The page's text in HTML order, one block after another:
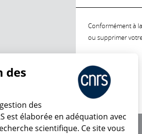
Conformément à
ou supprimer
des
des
est élaborée en adéquation avec
scientifique. Ce site vous